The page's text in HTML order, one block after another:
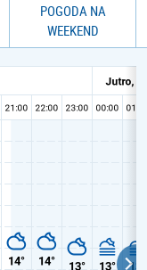
POGODA NA
WEEKEND